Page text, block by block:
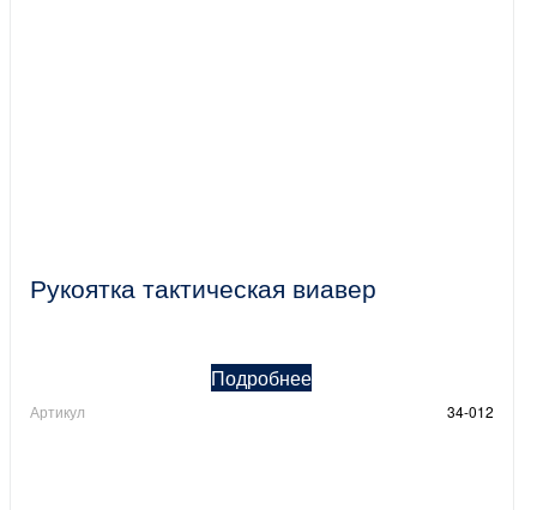
Рукоятка тактическая виавер
Подробнее
Артикул 34-012